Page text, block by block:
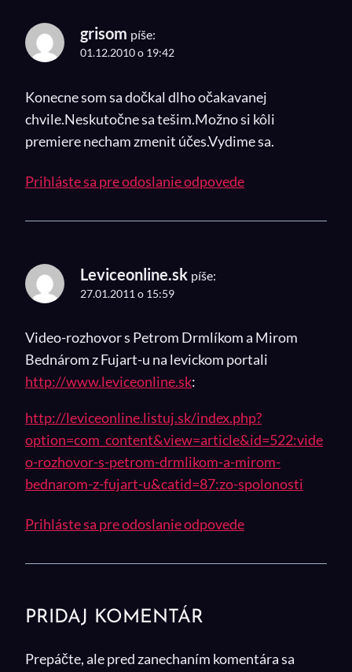
grisom píše:
01.12.2010 o 19:42
Konecne som sa dočkal dlho očakavanej
chvile.Neskutočne sa tešim.Možno si kôli
premiere necham zmenit účes.Vydime sa.
Prihláste sa pre odoslanie odpovede
Leviceonline.sk píše:
27.01.2011 o 15:59
Video-rozhovor s Petrom Drmlíkom a Mirom
Bednárom z Fujart-u na levickom portali
http://www.leviceonline.sk:
http://leviceonline.listuj.sk/index.php?
option=com_content&view=article&id=522:vide
o-rozhovor-s-petrom-drmlikom-a-mirom-
bednarom-z-fujart-u&catid=87:zo-spolonosti
Prihláste sa pre odoslanie odpovede
PRIDAJ KOMENTÁR
Prepáčte, ale pred zanechaním komentára sa